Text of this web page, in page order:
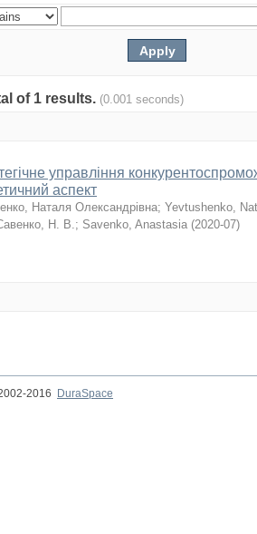
of 1 results. (0.001 seconds)
управління
аспект
Наталя Олександрівна; Yevtushenko,
Н. В.; Savenko, Anastasia (2020-07)
2016
DuraSpace